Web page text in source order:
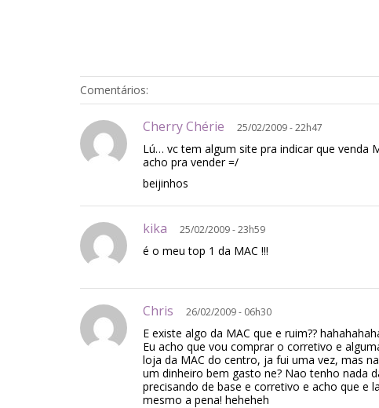
Comentários:
Cherry Chérie 25/02/2009 - 22h47
Lú… vc tem algum site pra indicar que venda
acho pra vender =/
beijinhos
kika 25/02/2009 - 23h59
é o meu top 1 da MAC !!!
Chris 26/02/2009 - 06h30
E existe algo da MAC que e ruim??
Eu acho que vou comprar o corretivo e
loja da MAC do centro, ja fui uma vez, mas
um dinheiro bem gasto ne? Nao tenho nada
precisando de base e corretivo e acho que e
mesmo a pena! heheheh